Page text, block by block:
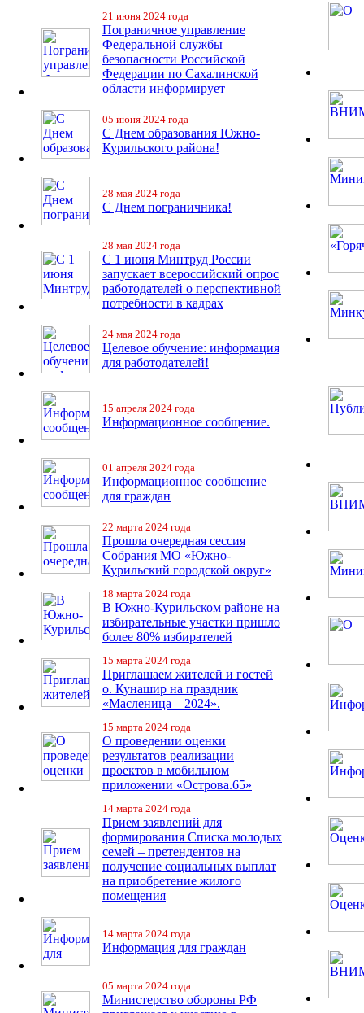
21 июня 2024 года
Пограничное управление
Федеральной службы
безопасности Российской
Федерации по Сахалинской
области информирует
05 июня 2024 года
С Днем образования Южно-
Курильского района!
28 мая 2024 года
С Днем пограничника!
28 мая 2024 года
С 1 июня Минтруд России
запускает всероссийский опрос
работодателей о перспективной
потребности в кадрах
24 мая 2024 года
Целевое обучение: информация
для работодателей!
15 апреля 2024 года
Информационное сообщение.
01 апреля 2024 года
Информационное сообщение
для граждан
22 марта 2024 года
Прошла очередная сессия
Собрания МО «Южно-
Курильский городской округ»
18 марта 2024 года
В Южно-Курильском районе на
избирательные участки пришло
более 80% избирателей
15 марта 2024 года
Приглашаем жителей и гостей
о. Кунашир на праздник
«Масленица – 2024».
15 марта 2024 года
О проведении оценки
результатов реализации
проектов в мобильном
приложении «Острова.65»
14 марта 2024 года
Прием заявлений для
формирования Списка молодых
семей – претендентов на
получение социальных выплат
на приобретение жилого
помещения
14 марта 2024 года
Информация для граждан
05 марта 2024 года
Министерство обороны РФ